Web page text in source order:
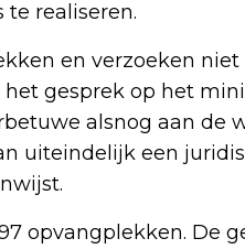
realiseren.
en verzoeken
gesprek op het
alsnog aan de
uiteindelijk een
opvangplekken. De